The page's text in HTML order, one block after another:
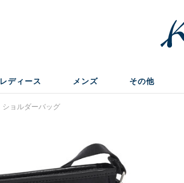
レディース メンズ その他
ショルダーバッグ